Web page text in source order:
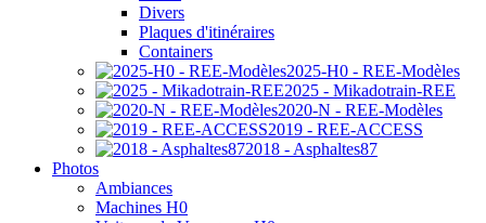
Divers
Plaques d'itinéraires
Containers
2025-H0 - REE-Modèles
2025 - Mikadotrain-REE
2020-N - REE-Modèles
2019 - REE-ACCESS
2018 - Asphaltes87
Photos
Ambiances
Machines H0